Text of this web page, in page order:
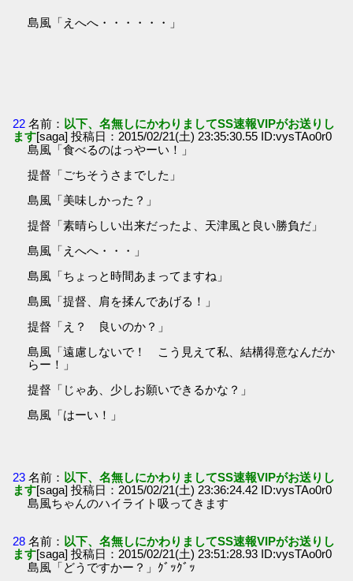
島風「えへへ・・・・・・」
22 名前： 以下、名無しにかわりましてSS速報VIPがお送りし
ます[saga] 投稿日：2015/02/21(土) 23:35:30.55 ID:vysTAo0r0
島風「食べるのはっやーい！」
提督「ごちそうさまでした」
島風「美味しかった？」
提督「素晴らしい出来だったよ、天津風と良い勝負だ」
島風「えへへ・・・」
島風「ちょっと時間あまってますね」
島風「提督、肩を揉んであげる！」
提督「え？ 良いのか？」
島風「遠慮しないで！ こう見えて私、結構得意なんだか
らー！」
提督「じゃあ、少しお願いできるかな？」
島風「はーい！」
23 名前： 以下、名無しにかわりましてSS速報VIPがお送りし
ます[saga] 投稿日：2015/02/21(土) 23:36:24.42 ID:vysTAo0r0
島風ちゃんのハイライト吸ってきます
28 名前： 以下、名無しにかわりましてSS速報VIPがお送りし
ます[saga] 投稿日：2015/02/21(土) 23:51:28.93 ID:vysTAo0r0
島風「どうですかー？」ｸﾞｯｸﾞｯ